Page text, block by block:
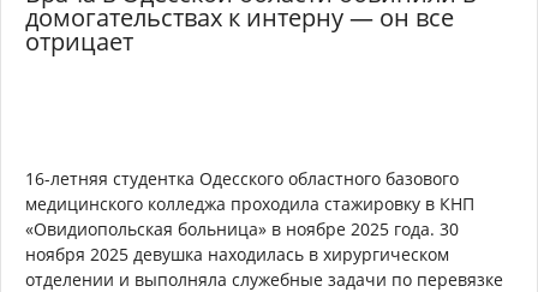
домогательствах к интерну — он все
отрицает
16-летняя студентка Одесского областного базового
медицинского колледжа проходила стажировку в КНП
«Овидиопольская больница» в ноябре 2025 года. 30
ноября 2025 девушка находилась в хирургическом
отделении и выполняла служебные задачи по перевязке